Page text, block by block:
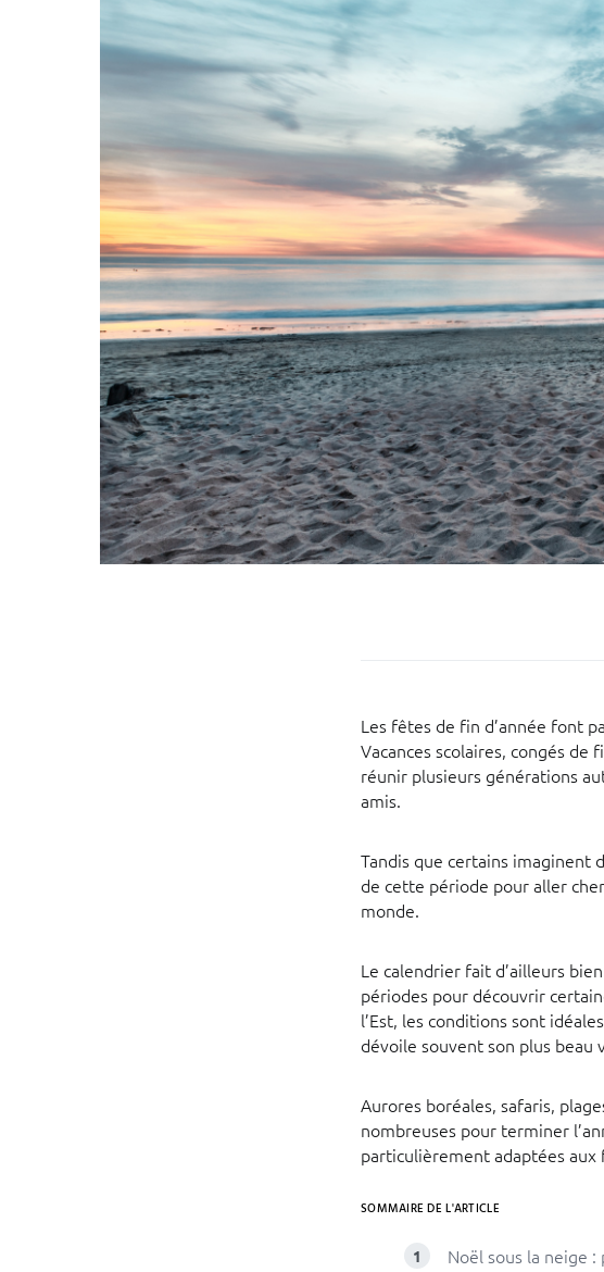
Les fêtes de fin d’année font
Vacances scolaires, congés
réunir plusieurs générations
amis.
Tandis que certains imaginent
de cette période pour aller
monde.
Le calendrier fait d’ailleurs
périodes pour découvrir
l’Est, les conditions sont
dévoile souvent son plus beau
Aurores boréales, safaris,
nombreuses pour terminer
particulièrement adaptées
SOMMAIRE DE L'ARTICLE
Noël sous la neige